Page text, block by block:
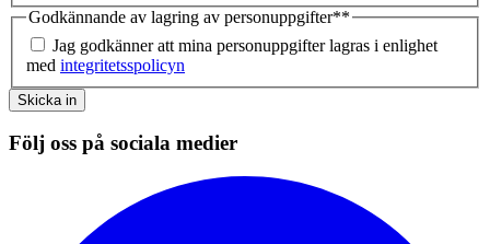
Godkännande av lagring av personuppgifter**
Jag godkänner att mina personuppgifter lagras i enlighet
med integritetsspolicyn
Skicka in
Följ oss på sociala medier